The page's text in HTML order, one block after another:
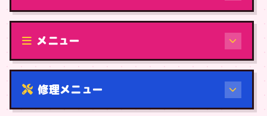
修理（機種から）
メニュー
修理メニュー